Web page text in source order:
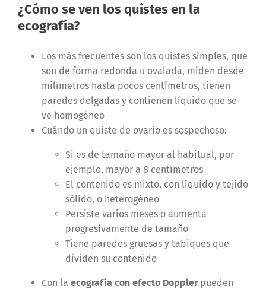
¿Cómo se ven los quistes en la
ecografía?
Los más frecuentes son los quistes simples, que
son de forma redonda u ovalada, miden desde
milímetros hasta pocos centímetros, tienen
paredes delgadas y contienen líquido que se
ve homogéneo
Cuándo un quiste de ovario es sospechoso:
Si es de tamaño mayor al habitual, por
ejemplo, mayor a 8 centímetros
El contenido es mixto, con líquido y tejido
sólido, o heterogéneo
Persiste varios meses o aumenta
progresivamente de tamaño
Tiene paredes gruesas y tabiques que
dividen su contenido
Con la ecografía con efecto Dopplerpueden